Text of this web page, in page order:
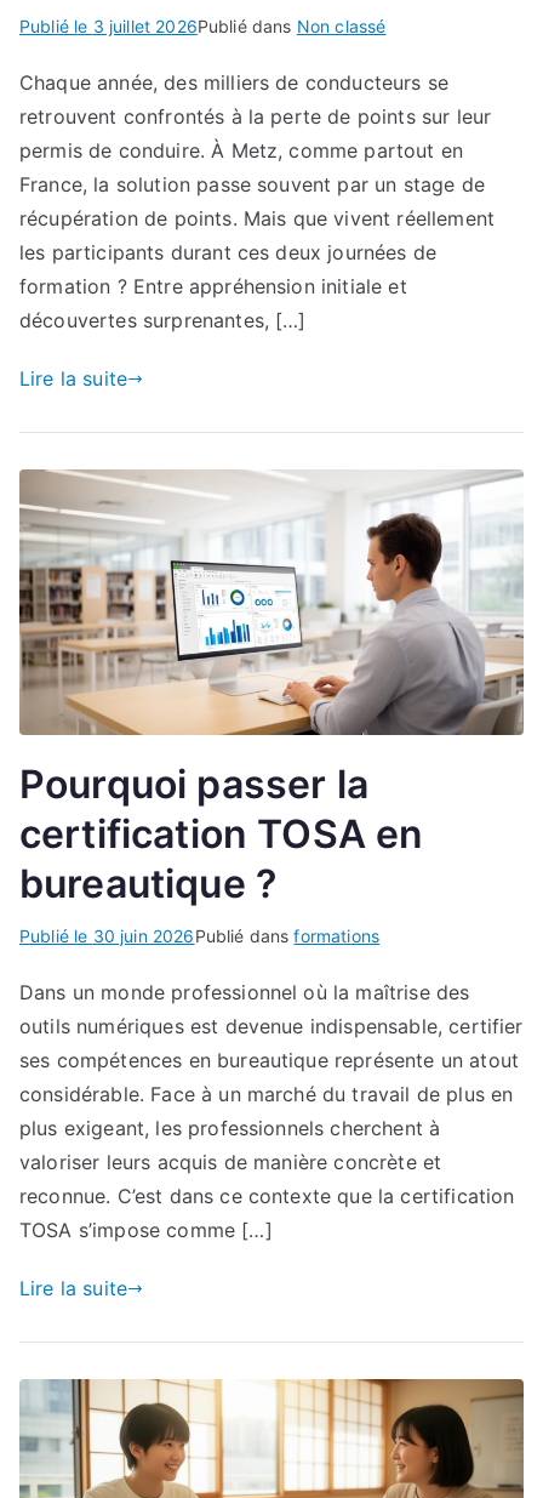
Publié le 3 juillet 2026Publié dans Non classé
Chaque année, des milliers de conducteurs se
retrouvent confrontés à la perte de points sur leur
permis de conduire. À Metz, comme partout en
France, la solution passe souvent par un stage de
récupération de points. Mais que vivent réellement
les participants durant ces deux journées de
formation ? Entre appréhension initiale et
découvertes surprenantes, […]
Lire la suite
Pourquoi passer la
certification TOSA en
bureautique ?
Publié le 30 juin 2026Publié dansformations
Dans un monde professionnel où la maîtrise des
outils numériques est devenue indispensable, certifier
ses compétences en bureautique représente un atout
considérable. Face à un marché du travail de plus en
plus exigeant, les professionnels cherchent à
valoriser leurs acquis de manière concrète et
reconnue. C’est dans ce contexte que la certification
TOSA s’impose comme […]
Lire la suite